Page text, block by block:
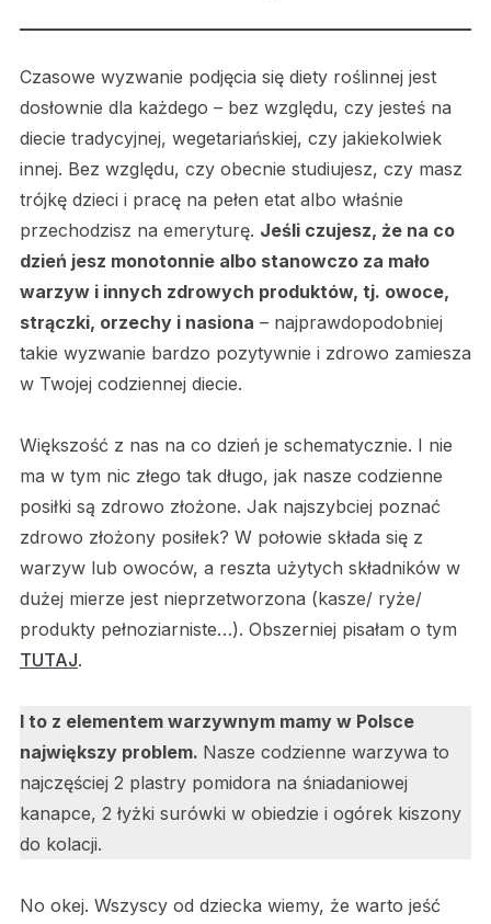
Czasowe wyzwanie podjęcia się diety roślinnej jest
dosłownie dla każdego – bez względu, czy jesteś na
diecie tradycyjnej, wegetariańskiej, czy jakiekolwiek
innej. Bez względu, czy obecnie studiujesz, czy masz
trójkę dzieci i pracę na pełen etat albo właśnie
przechodzisz na emeryturę. Jeśli czujesz, że na co
dzień jesz monotonnie albo stanowczo za mało
warzyw i innych zdrowych produktów, tj. owoce,
strączki, orzechy i nasiona – najprawdopodobniej
takie wyzwanie bardzo pozytywnie i zdrowo zamiesza
w Twojej codziennej diecie.
Większość z nas na co dzień je schematycznie. I nie
ma w tym nic złego tak długo, jak nasze codzienne
posiłki są zdrowo złożone. Jak najszybciej poznać
zdrowo złożony posiłek? W połowie składa się z
warzyw lub owoców, a reszta użytych składników w
dużej mierze jest nieprzetworzona (kasze/ ryże/
produkty pełnoziarniste…). Obszerniej pisałam o tym
TUTAJ.
I to z elementem warzywnym mamy w Polsce
największy problem. Nasze codzienne warzywa to
najczęściej 2 plastry pomidora na śniadaniowej
kanapce, 2 łyżki surówki w obiedzie i ogórek kiszony
do kolacji.
No okej. Wszyscy od dziecka wiemy, że warto jeść